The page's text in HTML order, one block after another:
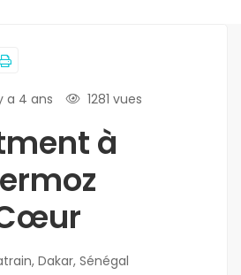
a 4 ans 1281 vues
à
Dakar, Sénégal